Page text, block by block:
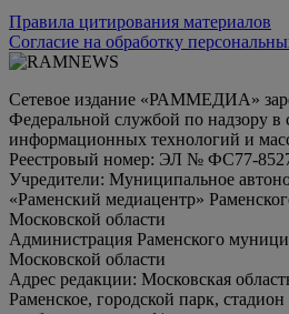
Правила цитирования материалов
Согласие на обработку
Сетевое издание «РАММЕДИА»
Федеральной службой по надзору в
информационных технологий и
Реестровый номер: ЭЛ № ФС77-
Учредители: Муниципальное
«Раменский медиацентр»
Московской области
Администрация Раменского
Московской области
Адрес редакции: Московская
Раменское, городской парк,